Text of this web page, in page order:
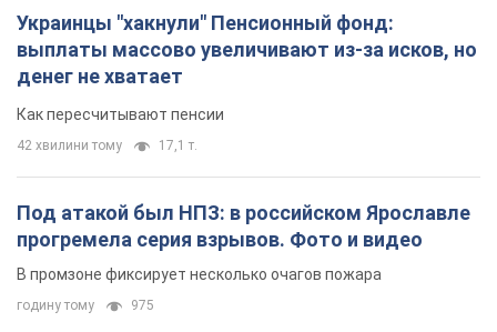
Украинцы "хакнули" Пенсионный фонд:
выплаты массово увеличивают из-за исков, но
денег не хватает
Как пересчитывают пенсии
42 хвилини тому 17,1 т.
Под атакой был НПЗ: в российском Ярославле
прогремела серия взрывов. Фото и видео
В промзоне фиксирует несколько очагов пожара
годину тому 975